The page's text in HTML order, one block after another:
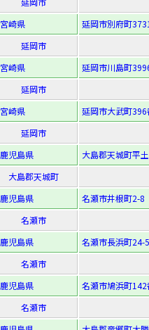
宮崎県
延岡市別府町
延岡市
宮崎県
延岡市川島町
延岡市
宮崎県
延岡市大武町396
延岡市
鹿児島県
大島郡天城町平
大島郡天城町
鹿児島県
名瀬市井根町2-8
名瀬市
鹿児島県
名瀬市長浜町24-5
名瀬市
鹿児島県
名瀬市鳩浜町142
名瀬市